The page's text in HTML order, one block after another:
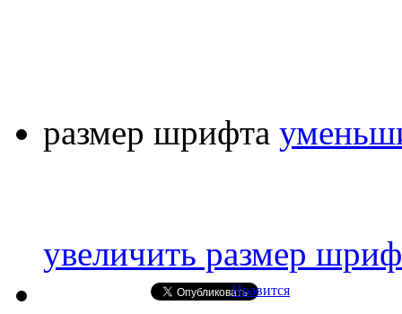
размер шрифта
увеличить размер
Нравится